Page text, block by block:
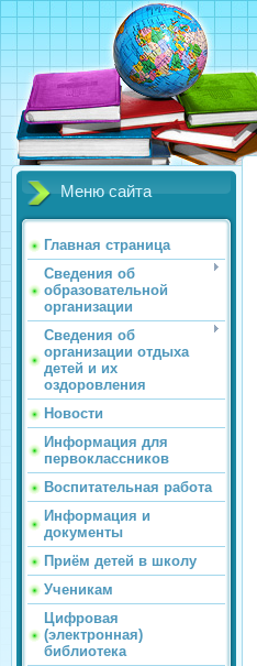
Меню сайта
Главная страница
Сведения об
образовательной
организации
Сведения об
организации отдыха
детей и их
оздоровления
Новости
Информация для
первоклассников
Воспитательная работа
Информация и
документы
Приём детей в школу
Ученикам
Цифровая
(электронная)
библиотека